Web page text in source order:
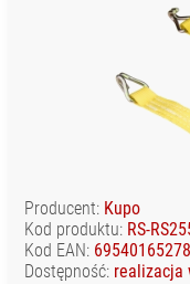
Producent: Kupo
Kod produktu: RS-
Kod EAN:
Dostępność: realizacja